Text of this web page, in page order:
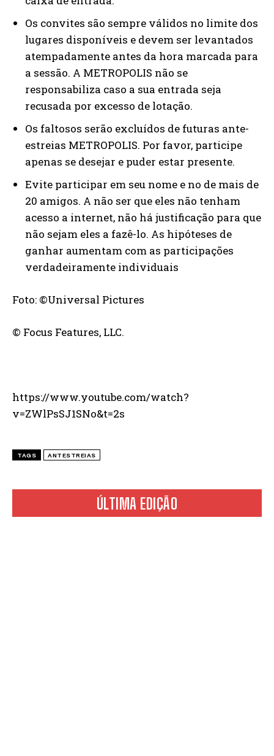
ÚLTIMA EDIÇÃO
Os convites são sempre válidos no limite dos
lugares disponíveis e devem ser levantados
atempadamente antes da hora marcada para
a sessão. A METROPOLIS não se
responsabiliza caso a sua entrada seja
recusada por excesso de lotação.
Os faltosos serão excluídos de futuras ante-
estreias METROPOLIS. Por favor, participe
apenas se desejar e puder estar presente.
Evite participar em seu nome e no de mais de
20 amigos. A não ser que eles não tenham
acesso a internet, não há justificação para que
não sejam eles a fazê-lo. As hipóteses de
ganhar aumentam com as participações
verdadeiramente individuais
Foto: ©Universal Pictures
© Focus Features, LLC.
https://www.youtube.com/watch?
v=ZWlPsSJ1SNo&t=2s
TAGS ANTESTREIAS